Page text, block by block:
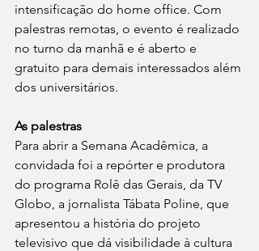
intensificação do home office. Com
palestras remotas, o evento é realizado
no turno da manhã e é aberto e
gratuito para demais interessados além
dos universitários.
As palestras
Para abrir a Semana Acadêmica, a
convidada foi a repórter e produtora
do programa Rolê das Gerais, da TV
Globo, a jornalista Tábata Poline, que
apresentou a história do projeto
televisivo que dá visibilidade à cultura